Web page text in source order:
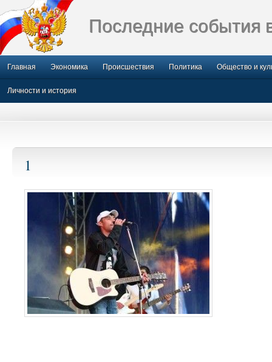
Последние события
Главная Экономика Происшествия Политика Общество и
Личности и история
1